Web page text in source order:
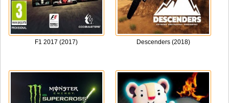
F1 2017 (2017) Descenders (2018)